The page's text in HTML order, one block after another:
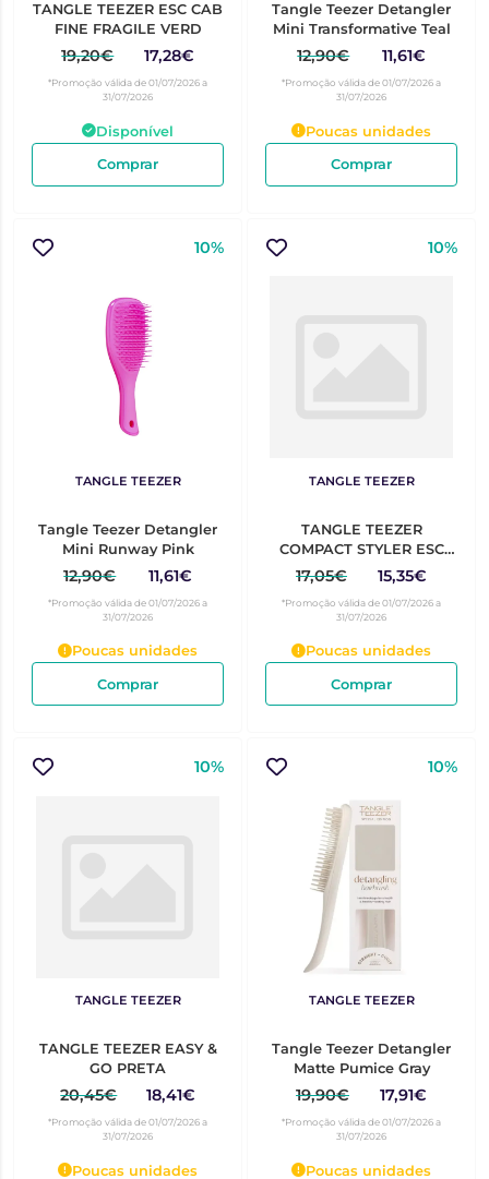
TANGLE TEEZER ESC CAB
FINE FRAGILE VERD
19,20€ 17,28€
*Promoção válida de 01/07/2026 a
31/07/2026
Disponível
Comprar
Tangle Teezer Detangler
Mini Transformative Teal
12,90€ 11,61€
*Promoção válida de 01/07/2026 a
31/07/2026
Poucas unidades
Comprar
10%
TANGLE TEEZER
Tangle Teezer Detangler
Mini Runway Pink
12,90€ 11,61€
*Promoção válida de 01/07/2026 a
31/07/2026
Poucas unidades
Comprar
10%
TANGLE TEEZER
TANGLE TEEZER
COMPACT STYLER ESC
CABELO TEAL MATTE
17,05€ 15,35€
*Promoção válida de 01/07/2026 a
31/07/2026
Poucas unidades
Comprar
10%
TANGLE TEEZER
TANGLE TEEZER EASY &
GO PRETA
20,45€ 18,41€
*Promoção válida de 01/07/2026 a
31/07/2026
Poucas unidades
10%
TANGLE TEEZER
Tangle Teezer Detangler
Matte Pumice Gray
19,90€ 17,91€
*Promoção válida de 01/07/2026 a
31/07/2026
Poucas unidades